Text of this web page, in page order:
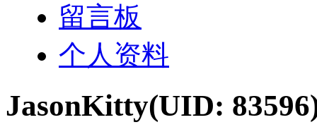
留言板
个人资料
JasonKitty(UID: